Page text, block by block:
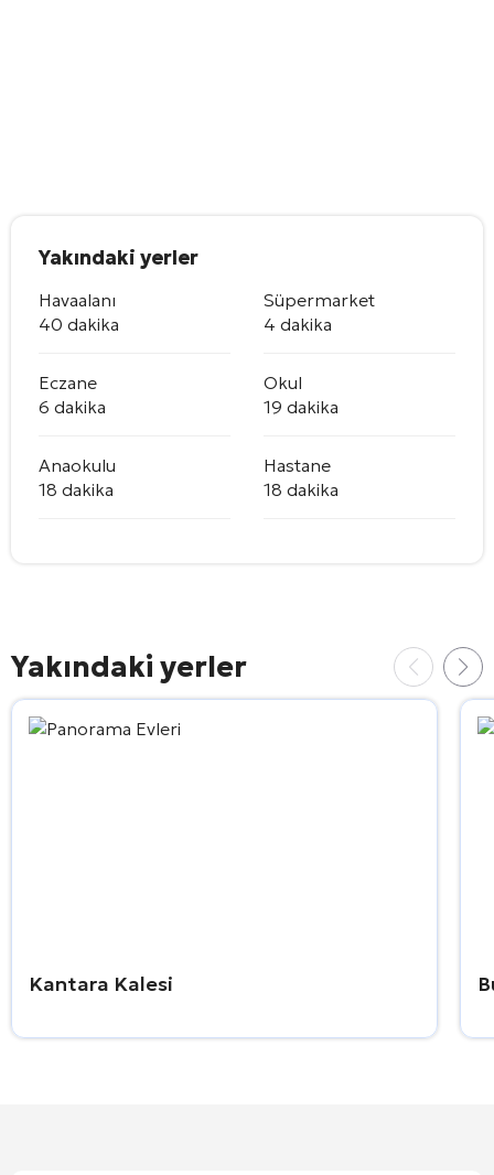
Yakındaki yerler
Havaalanı
40 dakika
Süpermarket
4 dakika
Eczane
6 dakika
Okul
19 dakika
Anaokulu
18 dakika
Hastane
18 dakika
Yakındaki yerler
Kantara Kalesi